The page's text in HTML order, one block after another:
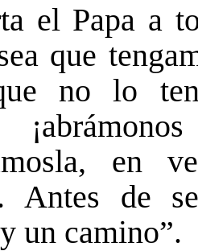
el Papa a
que
no lo
en
Antes de
un camino”.